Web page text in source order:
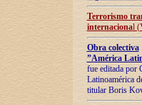
Terrorismo
internacional
Obra colectiva
”América
fue editada por
Latinoamérica
titular Boris